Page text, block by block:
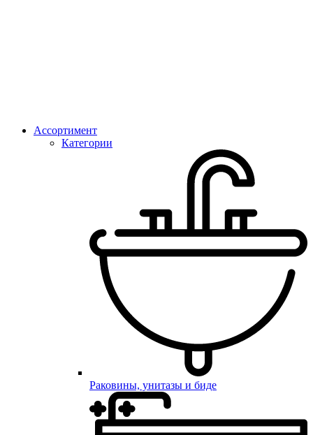
Ассортимент
Категории
Раковины, унитазы и биде